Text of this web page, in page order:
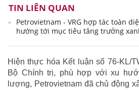
TIN LIÊN QUAN
Petrovietnam - VRG hợp tác toàn
hướng tới mục tiêu tăng trưởng
Hiện thực hóa Kết luận số 76-KL/
Bộ Chính trị, phù hợp với xu
lượng, Petrovietnam đã chủ động